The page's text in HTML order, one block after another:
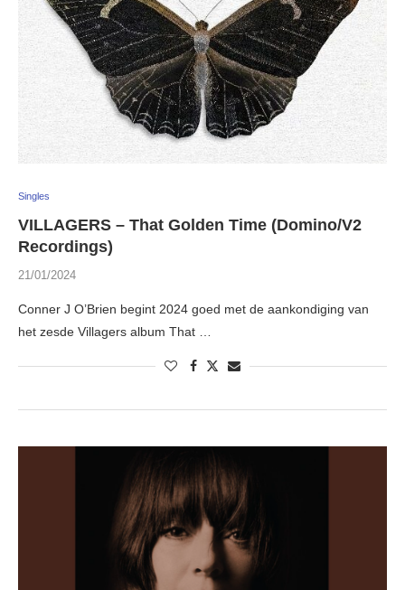
Singles
VILLAGERS – That Golden Time (Domino/V2
Recordings)
21/01/2024
Conner J O’Brien begint 2024 goed met de aankondiging van
het zesde Villagers album That …